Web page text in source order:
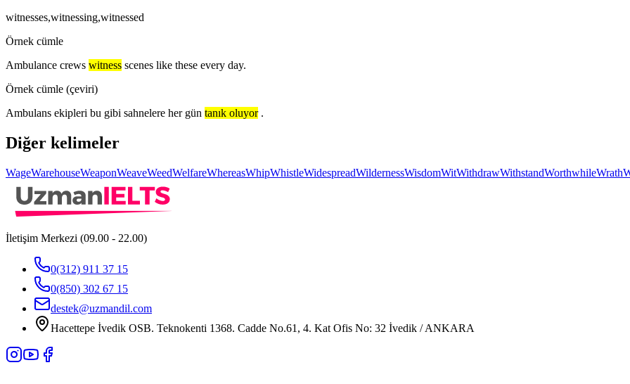
witnesses,witnessing,witnessed
Örnek cümle
Ambulance crews witness scenes like these every day.
Örnek cümle (çeviri)
Ambulans ekipleri bu gibi sahnelere her gün tanık oluyor .
Diğer kelimeler
WageWarehouseWeaponWeaveWeedWelfareWhereasWhipWhistleWidespreadWildernessWisdomWitWithdrawWithstandWorthwhileWrath
İletişim Merkezi (09.00 - 22.00)
0(312) 911 37 15
0(850) 302 67 15
destek@uzmandil.com
Hacettepe İvedik OSB. Teknokenti 1368. Cadde No.61, 4. Kat Ofis No: 32 İvedik / ANKARA